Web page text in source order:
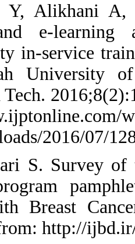
21. Safari Y,
blended
acceptability
Pharm and
http://
content/
22. Ghanbari
Therapy
women with
Available